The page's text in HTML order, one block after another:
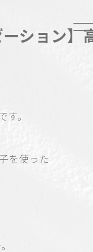
ーション】
。
を使った